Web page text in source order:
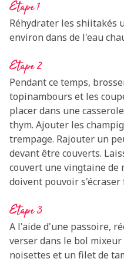
Etape 1
Réhydrater les shiitakés
environ dans de l'eau
Etape 2
Pendant ce temps,
topinambours et les
placer dans une
thym. Ajouter les
trempage. Rajouter un
devant être couverts.
couvert une vingtaine
doivent pouvoir s'écraser
Etape 3
A l'aide d'une passoire,
verser dans le bol
noisettes et un filet de